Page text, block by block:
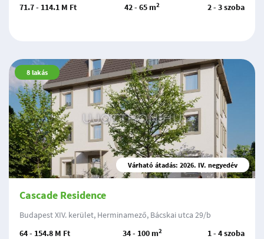
71.7 - 114.1 M Ft
42 - 65 m2 2 - 3 szoba
8 lakás
Várható átadás: 2026. IV. negyedév
Cascade Residence
Budapest XIV. kerület, Herminamező, Bácskai utca 29/b
64 - 154.8 M Ft
34 - 100 m2 1 - 4 szoba